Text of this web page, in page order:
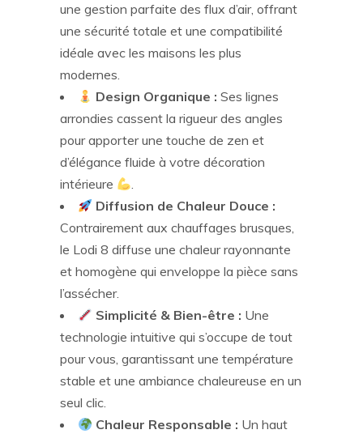
une gestion parfaite des flux d’air, offrant
une sécurité totale et une compatibilité
idéale avec les maisons les plus
modernes.
Design Organique : Ses lignes
arrondies cassent la rigueur des angles
pour apporter une touche de zen et
d’élégance fluide à votre décoration
intérieure
.
Diffusion de Chaleur Douce :
Contrairement aux chauffages brusques,
le Lodi 8 diffuse une chaleur rayonnante
et homogène qui enveloppe la pièce sans
l’assécher.
Simplicité & Bien-être : Une
technologie intuitive qui s’occupe de tout
pour vous, garantissant une température
stable et une ambiance chaleureuse en un
seul clic.
Chaleur Responsable : Un haut